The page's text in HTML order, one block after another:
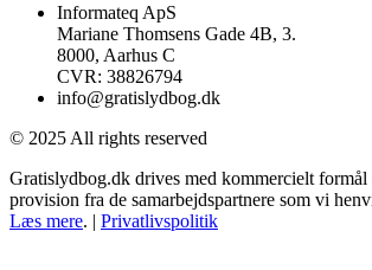
Informateq ApS
Mariane Thomsens Gade 4B, 3.
8000, Aarhus C
CVR: 38826794
info@gratislydbog.dk
© 2025 All rights reserved
Gratislydbog.dk drives med kommercielt
provision fra de samarbejdspartnere som vi
Læs mere. | Privatlivspolitik